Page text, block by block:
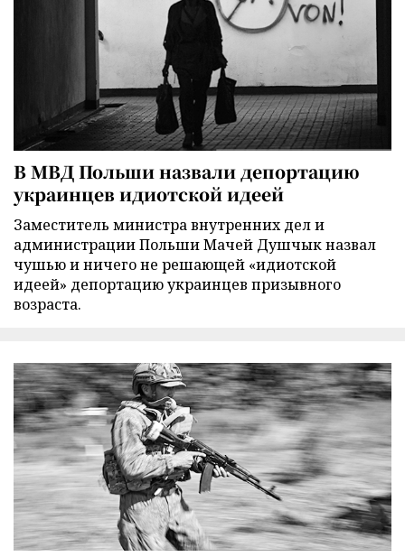
В МВД Польши назвали депортацию
украинцев идиотской идеей
Заместитель министра внутренних дел и
администрации Польши Мачей Душчык назвал
чушью и ничего не решающей «идиотской
идеей» депортацию украинцев призывного
возраста.